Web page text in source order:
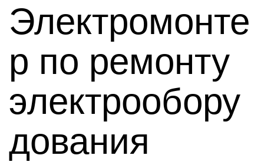
Электромонте
р по ремонту
электрообору
дования